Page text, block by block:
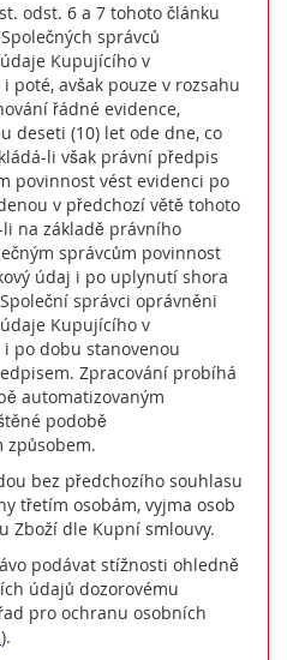
odst. 6 a 7 tohoto článku
správců
Kupujícího v
poté, avšak pouze v rozsahu
řádné evidence,
deseti (10) let ode dne, co
li však právní předpis
povinnost vést evidenci po
v předchozí větě tohoto
na základě právního
správcům povinnost
údaj i po uplynutí shora
správci oprávněni
Kupujícího v
po dobu stanovenou
Zpracování probíhá
automatizovaným
podobě
způsobem.
bez předchozího souhlasu
třetím osobám, vyjma osob
Zboží dle Kupní smlouvy.
podávat stížnosti ohledně
údajů dozorovému
pro ochranu osobních
).